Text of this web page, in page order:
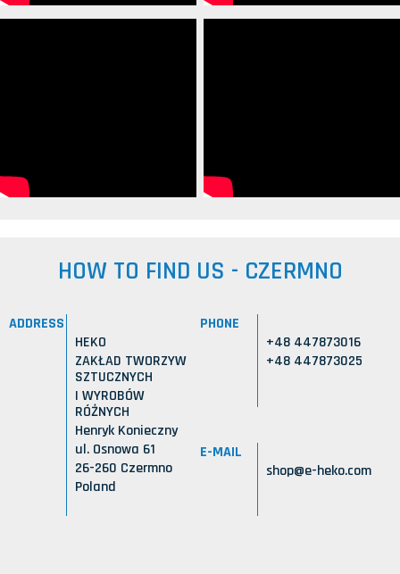
HOW TO FIND US - CZERMNO
ADDRESS
HEKO
ZAKŁAD TWORZYW
SZTUCZNYCH
I WYROBÓW
RÓŻNYCH
Henryk Konieczny
ul. Osnowa 61
26-260 Czermno
Poland
PHONE
+48 447873016
+48 447873025
E-MAIL
shop@e-heko.com